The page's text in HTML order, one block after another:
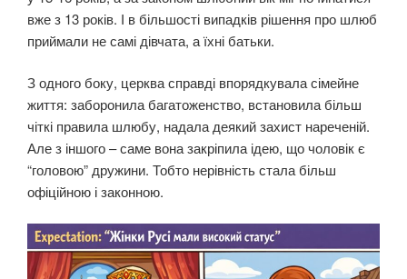
вже з 13 років. І в більшості випадків рішення про шлюб
приймали не самі дівчата, а їхні батьки.
З одного боку, церква справді впорядкувала сімейне
життя: заборонила багатоженство, встановила більш
чіткі правила шлюбу, надала деякий захист нареченій.
Але з іншого – саме вона закріпила ідею, що чоловік є
“головою” дружини. Тобто нерівність стала більш
офіційною і законною.